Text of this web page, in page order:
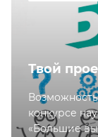
Твой
конкурсе
«Большие